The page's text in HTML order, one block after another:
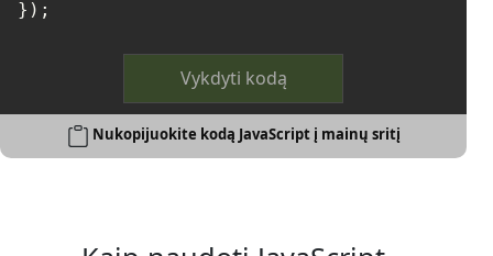
Vykdyti kodą
Nukopijuokite kodą JavaScript į mainų sritį